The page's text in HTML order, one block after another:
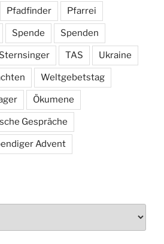
Pfadfinder Pfarrei
Spende Spenden
Sternsinger TAS Ukraine
Weltgebetstag
Ökumene
Gespräche
Advent